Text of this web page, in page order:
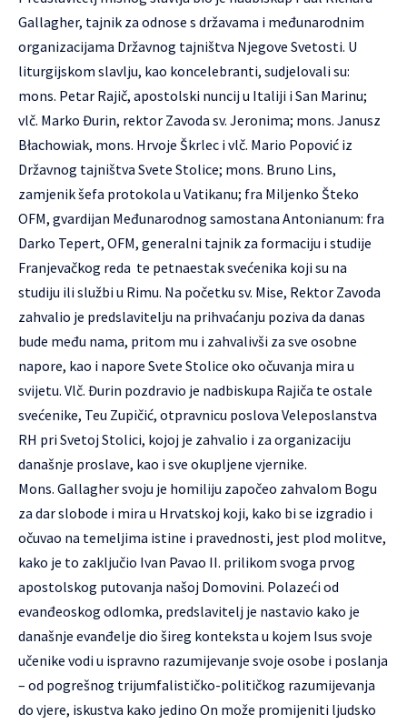
Gallagher, tajnik za odnose s državama i međunarodnim
organizacijama Državnog tajništva Njegove Svetosti. U
liturgijskom slavlju, kao koncelebranti, sudjelovali su:
mons. Petar Rajič, apostolski nuncij u Italiji i San Marinu;
vlč. Marko Đurin, rektor Zavoda sv. Jeronima; mons. Janusz
Błachowiak, mons. Hrvoje Škrlec i vlč. Mario Popović iz
Državnog tajništva Svete Stolice; mons. Bruno Lins,
zamjenik šefa protokola u Vatikanu; fra Miljenko Šteko
OFM, gvardijan Međunarodnog samostana Antonianum: fra
Darko Tepert, OFM, generalni tajnik za formaciju i studije
Franjevačkog reda te petnaestak svećenika koji su na
studiju ili službi u Rimu. Na početku sv. Mise, Rektor Zavoda
zahvalio je predslavitelju na prihvaćanju poziva da danas
bude među nama, pritom mu i zahvalivši za sve osobne
napore, kao i napore Svete Stolice oko očuvanja mira u
svijetu. Vlč. Đurin pozdravio je nadbiskupa Rajiča te ostale
svećenike, Teu Zupičić, otpravnicu poslova Veleposlanstva
RH pri Svetoj Stolici, kojoj je zahvalio i za organizaciju
današnje proslave, kao i sve okupljene vjernike.
Mons. Gallagher svoju je homiliju započeo zahvalom Bogu
za dar slobode i mira u Hrvatskoj koji, kako bi se izgradio i
očuvao na temeljima istine i pravednosti, jest plod molitve,
kako je to zaključio Ivan Pavao II. prilikom svoga prvog
apostolskog putovanja našoj Domovini. Polazeći od
evanđeoskog odlomka, predslavitelj je nastavio kako je
današnje evanđelje dio šireg konteksta u kojem Isus svoje
učenike vodi u ispravno razumijevanje svoje osobe i poslanja
– od pogrešnog trijumfalističko-političkog razumijevanja
do vjere, iskustva kako jedino On može promijeniti ljudsko